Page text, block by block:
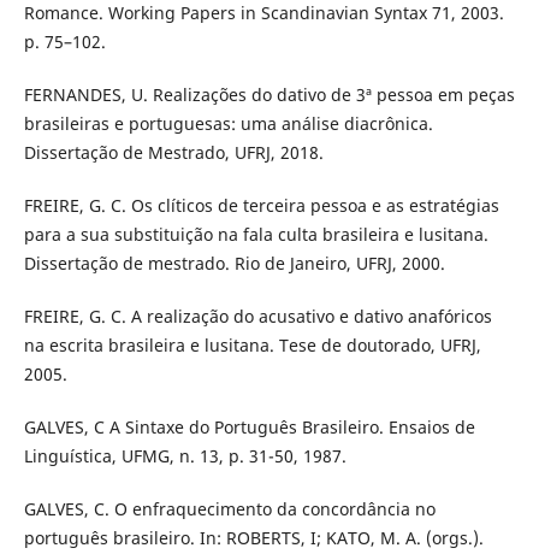
Romance. Working Papers in Scandinavian Syntax 71, 2003.
p. 75–102.
FERNANDES, U. Realizações do dativo de 3ª pessoa em peças
brasileiras e portuguesas: uma análise diacrônica.
Dissertação de Mestrado, UFRJ, 2018.
FREIRE, G. C. Os clíticos de terceira pessoa e as estratégias
para a sua substituição na fala culta brasileira e lusitana.
Dissertação de mestrado. Rio de Janeiro, UFRJ, 2000.
FREIRE, G. C. A realização do acusativo e dativo anafóricos
na escrita brasileira e lusitana. Tese de doutorado, UFRJ,
2005.
GALVES, C A Sintaxe do Português Brasileiro. Ensaios de
Linguística, UFMG, n. 13, p. 31-50, 1987.
GALVES, C. O enfraquecimento da concordância no
português brasileiro. In: ROBERTS, I; KATO, M. A. (orgs.).